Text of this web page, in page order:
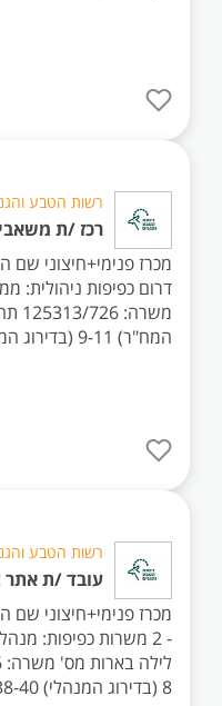
רשות הטבע
רכז /ת
מכרז פנימי+חיצוני
דרום כפיפות ניהולית:
המח"ר) 9-11 (בדירוג המנהלי) תיאור התפקיד: כללי: ...
רשות הטבע
עובד /ת אתר
מכרז פנימי+חיצוני
- 2 משרות כפיפות:
8 (בדירוג המנהלי) 38-40 (בדירוג מח"ר מ...